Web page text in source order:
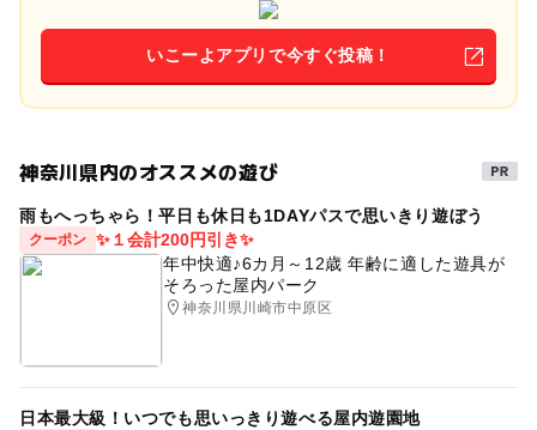
いこーよアプリで今すぐ投稿！
神奈川県内のオススメの遊び
雨もへっちゃら！平日も休日も1DAYパスで思いきり遊ぼう
クーポン ✨１会計200円引き✨
年中快適♪6カ月～12歳 年齢に適した遊具が
そろった屋内パーク
神奈川県川崎市中原区
日本最大級！いつでも思いっきり遊べる屋内遊園地